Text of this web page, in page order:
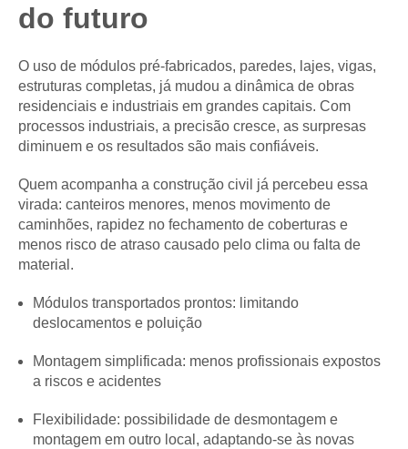
do futuro
O uso de módulos pré-fabricados, paredes, lajes, vigas,
estruturas completas, já mudou a dinâmica de obras
residenciais e industriais em grandes capitais. Com
processos industriais, a precisão cresce, as surpresas
diminuem e os resultados são mais confiáveis.
Quem acompanha a construção civil já percebeu essa
virada: canteiros menores, menos movimento de
caminhões, rapidez no fechamento de coberturas e
menos risco de atraso causado pelo clima ou falta de
material.
Módulos transportados prontos: limitando
deslocamentos e poluição
Montagem simplificada: menos profissionais expostos
a riscos e acidentes
Flexibilidade: possibilidade de desmontagem e
montagem em outro local, adaptando-se às novas